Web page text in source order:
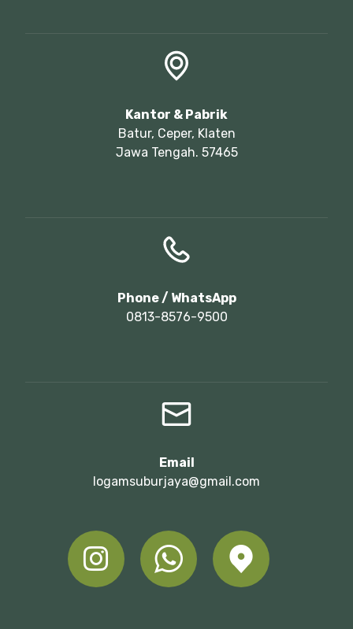
Kantor & Pabrik
Batur, Ceper, Klaten
Jawa Tengah. 57465
Phone / WhatsApp
0813-8576-9500
Email
logamsuburjaya@gmail.com